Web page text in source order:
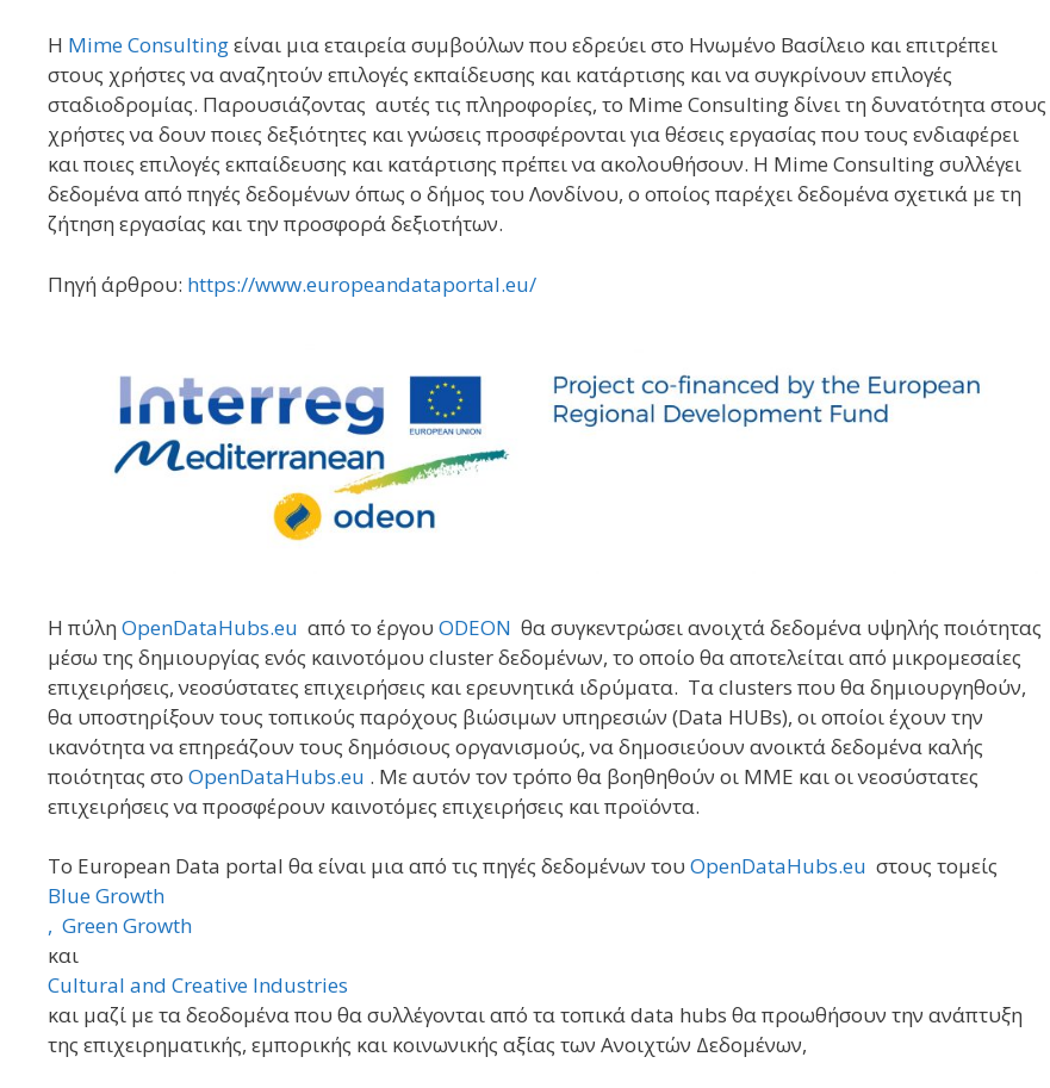
Η Mime Consultingείναι μια εταιρεία συμβούλων που εδρεύει στο Ηνωμένο Βασίλειο και επιτρέπει
στους χρήστες να αναζητούν επιλογές εκπαίδευσης και κατάρτισης και να συγκρίνουν επιλογές
σταδιοδρομίας. Παρουσιάζοντας αυτές τις πληροφορίες, το Mime Consulting δίνει τη δυνατότητα στους
χρήστες να δουν ποιες δεξιότητες και γνώσεις προσφέρονται για θέσεις εργασίας που τους ενδιαφέρει
και ποιες επιλογές εκπαίδευσης και κατάρτισης πρέπει να ακολουθήσουν. Η Mime Consulting συλλέγει
δεδομένα από πηγές δεδομένων όπως ο δήμος του Λονδίνου, ο οποίος παρέχει δεδομένα σχετικά με τη
ζήτηση εργασίας και την προσφορά δεξιοτήτων.
Πηγή άρθρου: https://www.europeandataportal.eu/
H πύλη OpenDataHubs.eu από το έργου ODEON θα συγκεντρώσει ανοιχτά δεδομένα υψηλής ποιότητας
μέσω της δημιουργίας ενός καινοτόμου cluster δεδομένων, το οποίο θα αποτελείται από μικρομεσαίες
επιχειρήσεις, νεοσύστατες επιχειρήσεις και ερευνητικά ιδρύματα. Τα clusters που θα δημιουργηθούν,
θα υποστηρίξουν τους τοπικούς παρόχους βιώσιμων υπηρεσιών (Data HUBs), οι οποίοι έχουν την
ικανότητα να επηρεάζουν τους δημόσιους οργανισμούς, να δημοσιεύουν ανοικτά δεδομένα καλής
ποιότητας στο OpenDataHubs.eu . Με αυτόν τον τρόπο θα βοηθηθούν οι ΜΜΕ και οι νεοσύστατες
επιχειρήσεις να προσφέρουν καινοτόμες επιχειρήσεις και προϊόντα.
Το European Data portal θα είναι μια από τις πηγές δεδομένων του OpenDataHubs.eu στους τομείς
Blue Growth
, Green Growth
και
Cultural and Creative Industries
και μαζί με τα δεοδομένα που θα συλλέγονται από τα τοπικά data hubs θα προωθήσουν την ανάπτυξη
της επιχειρηματικής, εμπορικής και κοινωνικής αξίας των Ανοιχτών Δεδομένων,